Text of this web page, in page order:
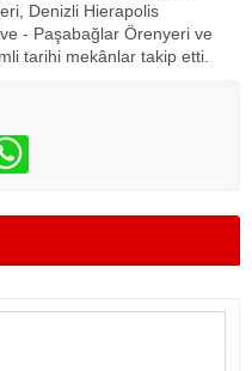
Denizli Hierapolis
- Paşabağlar Örenyeri ve
tarihi mekânlar takip etti.